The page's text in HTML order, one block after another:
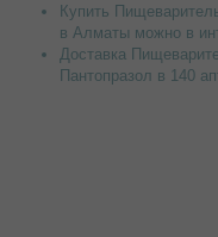
Купить
в Алматы можно в
Доставка
Пантопразол в 140